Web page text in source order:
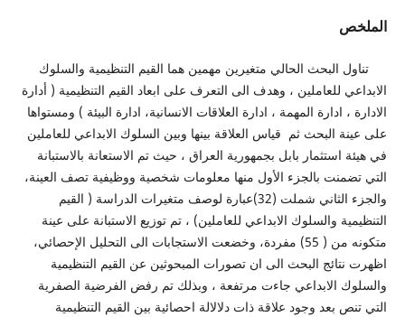
الحالي متغيرين مهمين هما القيم التنظيمية والسلوك
للعاملين ، وهدف الى التعرف على ابعاد القيم التنظيمية ( أدارة
ادارة المهمة ، ادارة العلاقات الانسانية، ادارة البيئة ) ومستواها
البحث ثم قياس العلاقة بينها وبين السلوك الابداعي للعاملين
استثمار بابل بجمهورية العراق ، حيث تم الاستعانة بالاستبانة
بالجزء الأول منها معلومات شخصية ووظيفية تصف العينة،
والجزء الثاني شملت (32)عبارة لوصف متغيرات الدراسة ( القيم
والسلوك الابداعي للعاملين) ، تم توزيع الاستبانة على عينة
متكونه من ( 55) مفردة، وخضعت الاستجابات الى التحليل الإحصائي،
البحث الى ان تصورات المبحوثين عن القيم التنظيمية
الابداعي جاءت مرتفعة ، وبذلك تم رفض الفرضية الصفرية
بعد وجود علاقة ذات دلالالة احصائية بين القيم التنظيمية